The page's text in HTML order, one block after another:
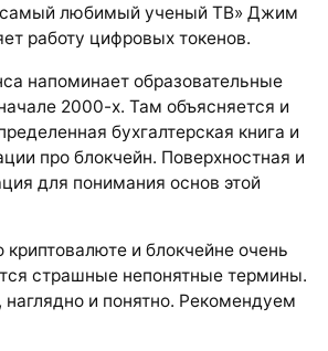
любимый ученый ТВ» Джим
работу цифровых токенов.
напоминает образовательные
2000-х. Там объясняется и
бухгалтерская книга и
про блокчейн. Поверхностная и
для понимания основ этой
криптовалюте и блокчейне очень
страшные непонятные термины.
наглядно и понятно. Рекомендуем